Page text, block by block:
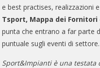
e best practises, realizzazioni
Tsport, Mappa dei
punta che entrano a far parte
puntuale sugli eventi di settore.
Sport&Impianti è una